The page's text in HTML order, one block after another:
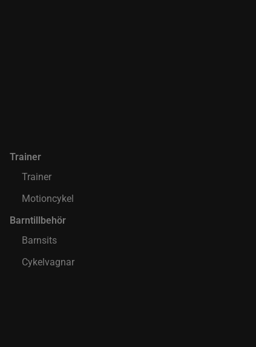
Trainer
Trainer
Motioncykel
Barntillbehör
Barnsits
Cykelvagnar